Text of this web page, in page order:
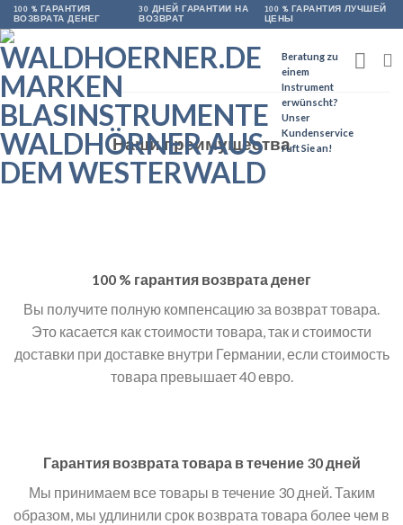
Skip
to
content
100 % ГАРАНТИЯ
ВОЗВРАТА ДЕНЕГ
30 ДНЕЙ ГАРАНТИИ НА
ВОЗВРАТ
100 % ГАРАНТИЯ ЛУЧШЕЙ
ЦЕНЫ
Beratung zu
einem
Instrument
erwünscht?
Unser
Kundenservice
ruft Sie an!
Наши преимущества
100 % гарантия возврата денег
Вы получите полную компенсацию за возврат товара.
Это касается как стоимости товара, так и стоимости
доставки при доставке внутри Германии, если стоимость
товара превышает 40 евро.
Гарантия возврата товара в течение 30 дней
Мы принимаем все товары в течение 30 дней. Таким
образом, мы удлинили срок возврата товара более чем в